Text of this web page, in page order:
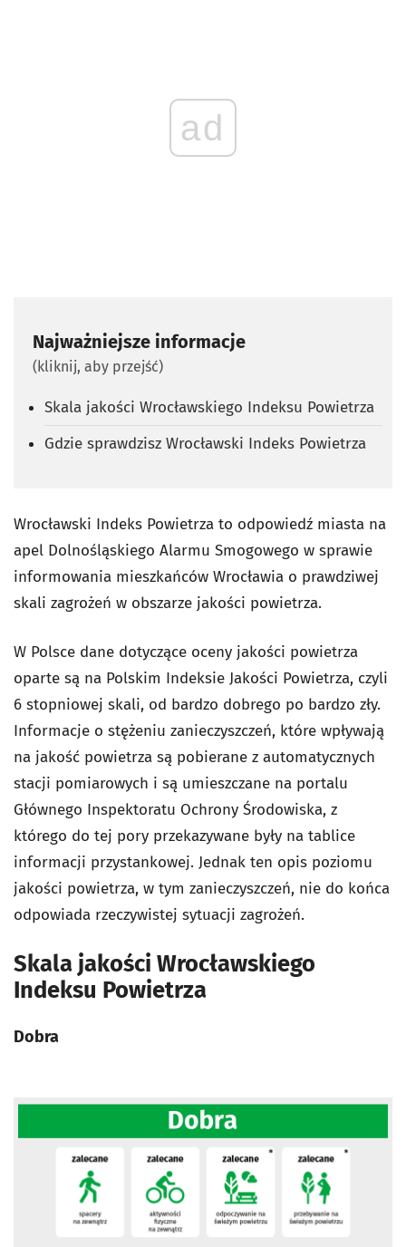
ad
Najważniejsze informacje
(kliknij, aby przejść)
Skala jakości Wrocławskiego Indeksu Powietrza
Gdzie sprawdzisz Wrocławski Indeks Powietrza
Wrocławski Indeks Powietrza to odpowiedź miasta na
apel Dolnośląskiego Alarmu Smogowego w sprawie
informowania mieszkańców Wrocławia o prawdziwej
skali zagrożeń w obszarze jakości powietrza.
W Polsce dane dotyczące oceny jakości powietrza
oparte są na Polskim Indeksie Jakości Powietrza, czyli
6 stopniowej skali, od bardzo dobrego po bardzo zły.
Informacje o stężeniu zanieczyszczeń, które wpływają
na jakość powietrza są pobierane z automatycznych
stacji pomiarowych i są umieszczane na portalu
Głównego Inspektoratu Ochrony Środowiska, z
którego do tej pory przekazywane były na tablice
informacji przystankowej. Jednak ten opis poziomu
jakości powietrza, w tym zanieczyszczeń, nie do końca
odpowiada rzeczywistej sytuacji zagrożeń.
Skala jakości Wrocławskiego
Indeksu Powietrza
Dobra